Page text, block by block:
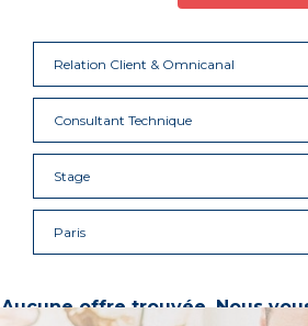
Relation Client & Omnicanal
Consultant Technique
Stage
Paris
Aucune offre trouvée. Nous